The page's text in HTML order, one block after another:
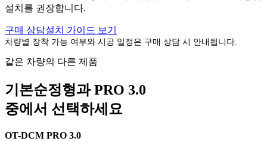
설치를 권장합니다.
구매 상담설치 가이드 보기
차량별 장착 가능 여부와 시공 일정은 구매 상담 시 안내됩니다.
같은 차량의 다른 제품
기본순정형과 PRO 3.0
중에서 선택하세요
OT-DCM PRO 3.0